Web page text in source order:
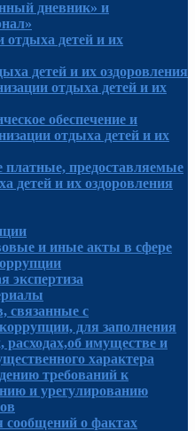
дневник» и
отдыха детей и их
детей и их оздоровления
отдыха детей и их
обеспечение и
отдыха детей и их
платные, предоставляемые
детей и их оздоровления
и иные акты в сфере
экспертиза
связанные с
для заполнения
расходах,об имуществе и
характера
требований к
и урегулированию
сообщений о фактах